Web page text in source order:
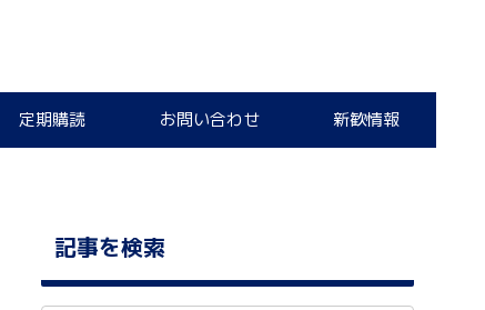
定期購読 お問い合わせ 新歓情報
記事を検索